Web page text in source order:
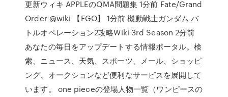
更新ウィキ APPLEのQMA問題集 1分前 Fate/Grand
Order @wiki 【FGO】 1分前 機動戦士ガンダム バ
トルオペレーション2攻略Wiki 3rd Season 2分前
あなたの毎日をアップデートする情報ポータル。検
索、ニュース、天気、スポーツ、メール、ショッピ
ング、オークションなど便利なサービスを展開して
います。 one pieceの登場人物一覧（ワンピースの